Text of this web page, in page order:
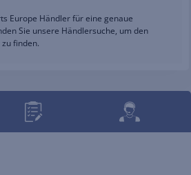
Europe Händler für eine genaue
Sie unsere Händlersuche, um den
finden.